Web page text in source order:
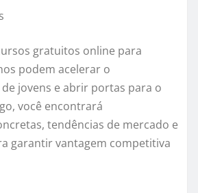
gratuitos online para
podem acelerar o
jovens e abrir portas para o
você encontrará
tendências de mercado e
garantir vantagem competitiva